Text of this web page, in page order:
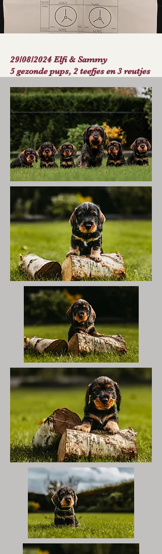
29/08/2024 Elfi & Sammy
5 gezonde pups, 2 teefjes en 3 reutjes